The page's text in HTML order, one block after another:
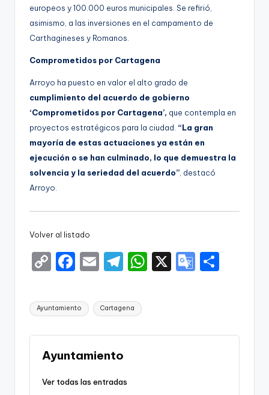
europeos y 100.000 euros municipales. Se refirió,
asimismo, a las inversiones en el campamento de
Carthagineses y Romanos.
Comprometidos por Cartagena
Arroyo ha puesto en valor el alto grado de
cumplimiento del acuerdo de gobierno
‘Comprometidos por Cartagena’, que contempla en
proyectos estratégicos para la ciudad. “La gran
mayoría de estas actuaciones ya están en
ejecución o se han culminado, lo que demuestra la
solvencia y la seriedad del acuerdo”, destacó
Arroyo.
Volver al listado
C
p
y
Li
n
k
F
c
e
b
o
o
E
ai
l
T
e
gr
a
W
A
X
G
e
Etiquetas:
Ayuntamiento Cartagena
Ayuntamiento
Ver todas las entradas